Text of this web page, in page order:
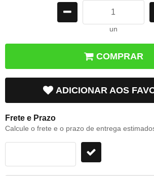
un
COMPRAR
ADICIONAR AOS
Frete e Prazo
Calcule o frete e o prazo de entrega